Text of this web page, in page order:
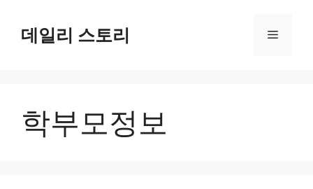
데일리 스토리 메
학부모정보